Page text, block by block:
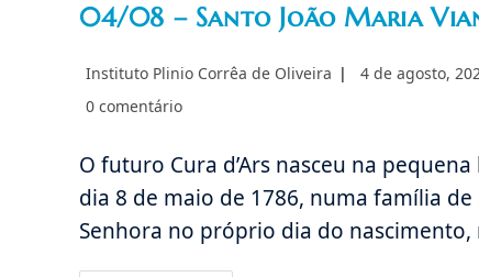
04/08 – Santo João Maria
Autor
post:
Instituto Plinio Corrêa de Oliveira
Post
4 de agosto,
Comentários
0 comentário
O futuro Cura d’Ars nasceu na
dia 8 de maio de 1786, numa família
Senhora no próprio dia do